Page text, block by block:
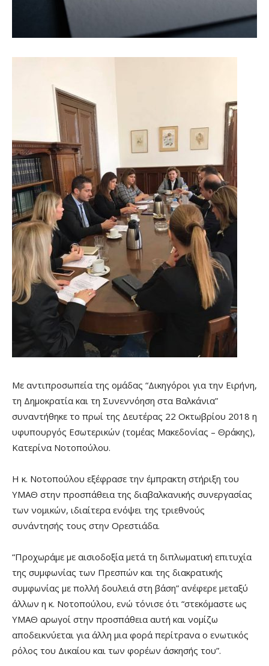
Με αντιπροσωπεία της ομάδας “Δικηγόροι για την Ειρήνη,
τη Δημοκρατία και τη Συνεννόηση στα Βαλκάνια”
συναντήθηκε το πρωί της Δευτέρας 22 Οκτωβρίου 2018 η
υφυπουργός Εσωτερικών (τομέας Μακεδονίας – Θράκης),
Κατερίνα Νοτοπούλου.
Η κ. Νοτοπούλου εξέφρασε την έμπρακτη στήριξη του
ΥΜΑΘ στην προσπάθεια της διαβαλκανικής συνεργασίας
των νομικών, ιδιαίτερα ενόψει της τριεθνούς
συνάντησής τους στην Ορεστιάδα.
“Προχωράμε με αισιοδοξία μετά τη διπλωματική επιτυχία
της συμφωνίας των Πρεσπών και της διακρατικής
συμφωνίας με πολλή δουλειά στη βάση” ανέφερε μεταξύ
άλλων η κ. Νοτοπούλου, ενώ τόνισε ότι “στεκόμαστε ως
ΥΜΑΘ αρωγοί στην προσπάθεια αυτή και νομίζω
αποδεικνύεται για άλλη μια φορά περίτρανα ο ενωτικός
ρόλος του Δικαίου και των φορέων άσκησής του”.